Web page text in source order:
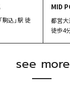
込」駅 徒
MID
都営大
徒歩4
see more